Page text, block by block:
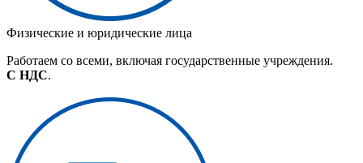
Физические и юридические лица
Работаем со всеми, включая государственные учреждения.
С НДС.